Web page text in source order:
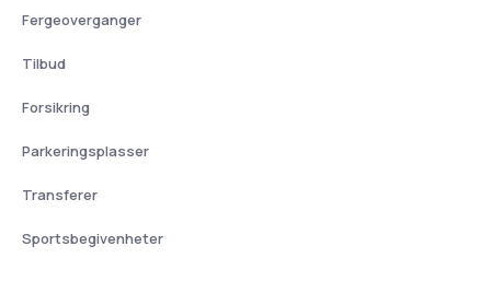
Fergeoverganger
Tilbud
Forsikring
Parkeringsplasser
Transferer
Sportsbegivenheter